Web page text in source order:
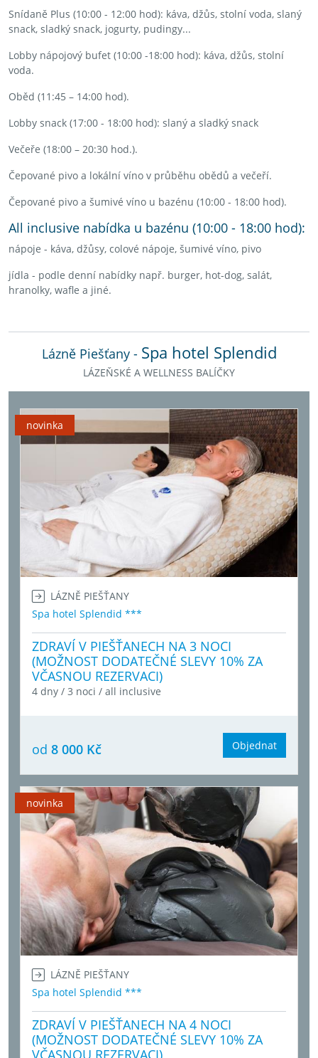
Snídaně Plus (10:00 - 12:00 hod): káva, džůs, stolní voda, slaný
snack, sladký snack, jogurty, pudingy...
Lobby nápojový bufet (10:00 -18:00 hod): káva, džůs, stolní
voda.
Oběd (11:45 – 14:00 hod).
Lobby snack (17:00 - 18:00 hod): slaný a sladký snack
Večeře (18:00 – 20:30 hod.).
Čepované pivo a lokální víno v průběhu obědů a večeří.
Čepované pivo a šumivé víno u bazénu (10:00 - 18:00 hod).
All inclusive nabídka u bazénu (10:00 - 18:00 hod):
nápoje - káva, džůsy, colové nápoje, šumivé víno, pivo
jídla - podle denní nabídky např. burger, hot-dog, salát,
hranolky, wafle a jiné.
Lázně Piešťany - Spa hotel Splendid
LÁZEŇSKÉ A WELLNESS BALÍČKY
novinka
LÁZNĚ PIEŠŤANY
Spa hotel Splendid ***
ZDRAVÍ V PIEŠŤANECH NA 3 NOCI
(MOŽNOST DODATEČNÉ SLEVY 10% ZA
VČASNOU REZERVACI)
4 dny / 3 noci / all inclusive
od 8 000 Kč Objednat
novinka
LÁZNĚ PIEŠŤANY
Spa hotel Splendid ***
ZDRAVÍ V PIEŠŤANECH NA 4 NOCI
(MOŽNOST DODATEČNÉ SLEVY 10% ZA
VČASNOU REZERVACI)